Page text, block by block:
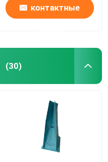
контактные
(30)